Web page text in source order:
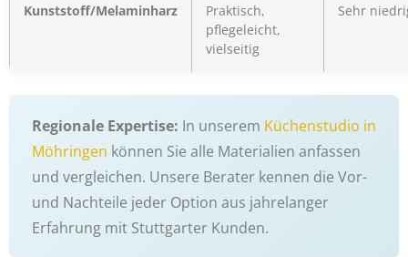
Kunststoff/Melaminharz
Praktisch,
pflegeleicht,
vielseitig
Sehr
Regionale Expertise: In unserem Küchenstudio in
Möhringen können Sie alle Materialien anfassen
und vergleichen. Unsere Berater kennen die Vor-
und Nachteile jeder Option aus jahrelanger
Erfahrung mit Stuttgarter Kunden.